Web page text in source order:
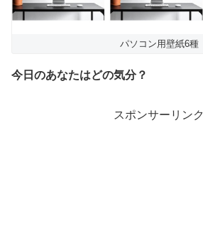
パソコン用壁紙6種
今日のあなたはどの気分？
スポンサーリンク